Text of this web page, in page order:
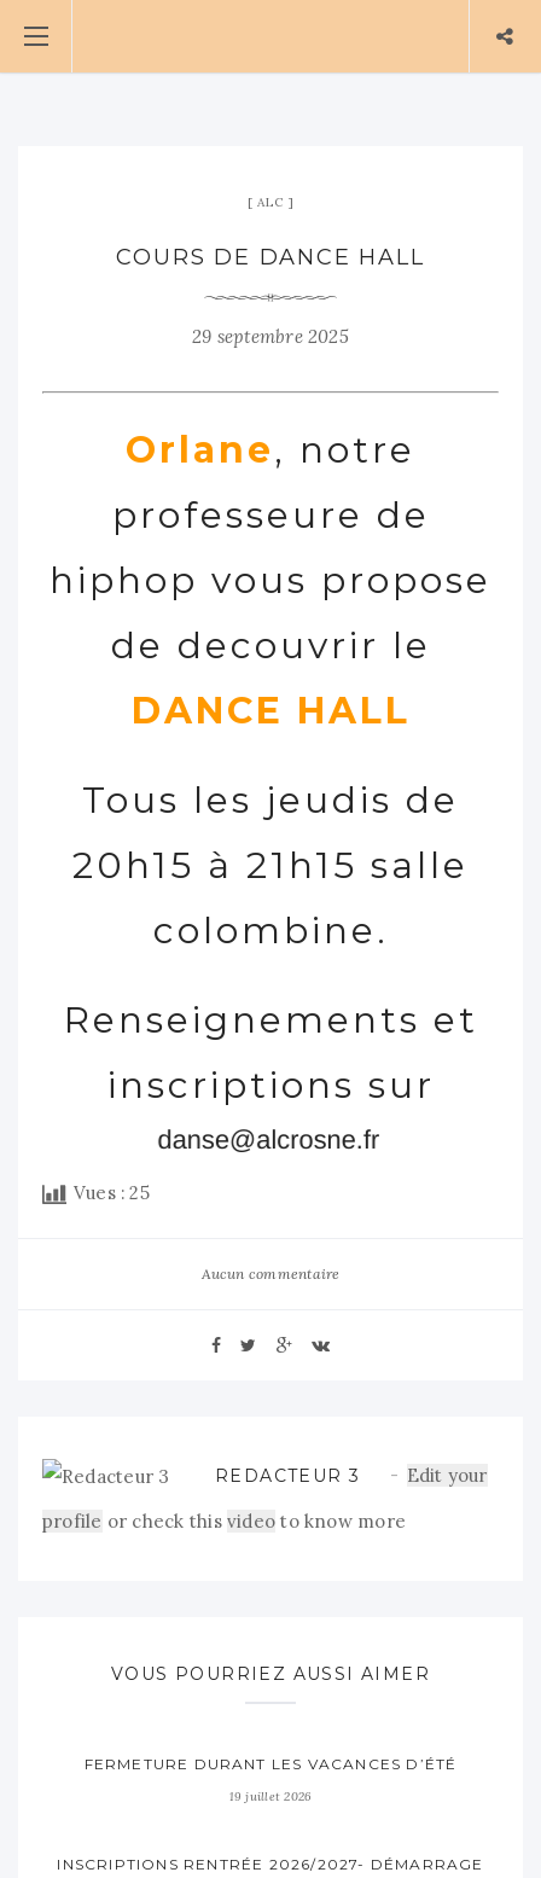
ALC
COURS DE DANCE HALL
29 septembre 2025
Orlane, notre
professeure de
hiphop vous propose
de decouvrir le
DANCE HALL
Tous les jeudis de
20h15 à 21h15 salle
colombine.
Renseignements et
inscriptions sur
Vues : 25
Aucun commentaire
REDACTEUR 3
Edit your
profile or check this video to know more
VOUS POURRIEZ AUSSI AIMER
FERMETURE DURANT LES VACANCES D’ÉTÉ
19 juillet 2026
INSCRIPTIONS RENTRÉE 2026/2027- DÉMARRAGE